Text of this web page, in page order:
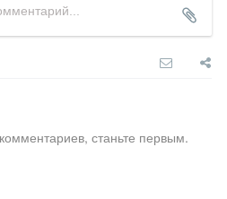
станьте первым.